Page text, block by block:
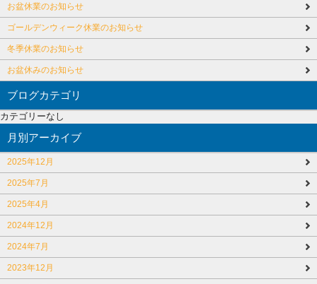
お盆休業のお知らせ
ゴールデンウィーク休業のお知らせ
冬季休業のお知らせ
お盆休みのお知らせ
ブログカテゴリ
カテゴリーなし
月別アーカイブ
2025年12月
2025年7月
2025年4月
2024年12月
2024年7月
2023年12月